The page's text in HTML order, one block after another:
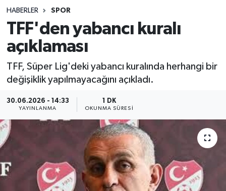
HABERLER SPOR
TFF'den yabancı kuralı
açıklaması
TFF, Süper Lig'deki yabancı kuralında herhangi bir
değişiklik yapılmayacağını açıkladı.
30.06.2026 - 14:33
YAYINLANMA
1 DK
OKUNMA SÜRESI
Spor
Teknoloji